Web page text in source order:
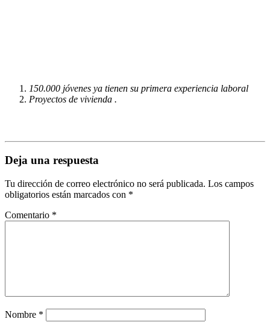
150.000 jóvenes ya tienen su primera experiencia laboral
Proyectos de vivienda .
Deja una respuesta
Tu dirección de correo electrónico no será publicada. Los campos
obligatorios están marcados con *
Comentario *
Nombre *